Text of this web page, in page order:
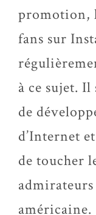
promotion,
fans sur
à ce sujet.
de
d’Internet
de toucher
américaine.